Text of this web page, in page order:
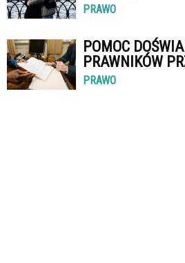
PRAWO
POMOC
PRAWNIKÓW
PRAWO